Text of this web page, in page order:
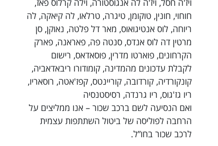
ויז'ה חסל, ויז'ה לה אנגוסטורה, וילה קרלוס פאז,
חוחוי, חונין, טוקומן, טיגרה, טרלאו, לה קיאקה, לה
ריוחה, לוס אנטיגואוס, מאר דל פלטה, נאוקן, סן
מרטין דה לוס אנדס, סנטה פה, פאראנה, פארק
הקרחונים, פוארטו מדרין, פוסאדאס, רישום
לקבלת עדכונים מהמדינה, קומודורו ריבאדאביה,
קונקורדיה, קורדובה, קוריינטס, קפז'אטה, רוסאריו,
ריו גז'גוס, ריו גרנדה, רסיסטנסיה
ואם הנסיעה לשם ברכב שכור – אנו ממליצים על
הרחבה לפוליסה של ביטול השתתפות עצמית
לרכב שכור בחו”ל.